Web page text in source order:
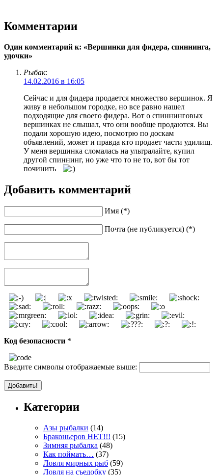
Комментарии
Один комментарий к: «Вершинки для фидера, спиннинга,
удочки»
Рыбак:
14.02.2016 в 16:05
Сейчас и для фидера продается множество вершинок. Я
живу в небольшом городке, но все равно нашел
подходящие для своего фидера. Вот о спиннинговых
вершинках не слышал, что они вообще продаются. Вы
подали хорошую идею, посмотрю по доскам
объявлений, может и правда кто продает части удилищ.
У меня вершинка сломалась на ультралайте, купил
другой спиннинг, но уже что то не то, вот бы тот
починить
Добавить комментарий
Имя (*)
Почта (не публикуется) (*)
Код безопасности *
Введите символы отображаемые выше:
Категории
Азы рыбалки (14)
Браконьеров НЕТ!!! (15)
Зимняя рыбалка (48)
Как поймать… (37)
Ловля мирных рыб (59)
Ловля на съедобку (35)